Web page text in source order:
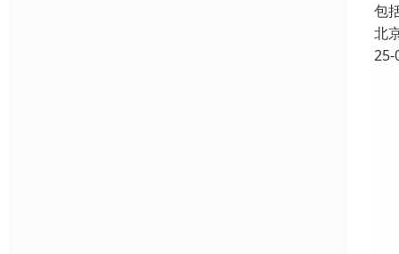
包
北
25-